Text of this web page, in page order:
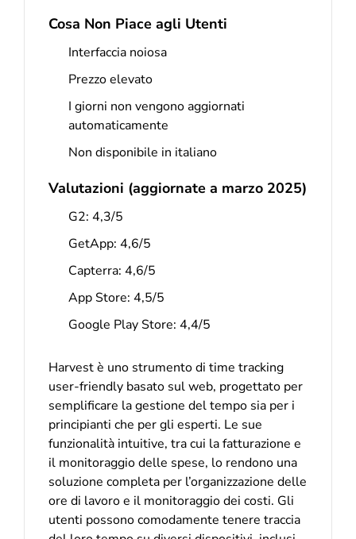
Cosa Non Piace agli Utenti
Interfaccia noiosa
Prezzo elevato
I giorni non vengono aggiornati
automaticamente
Non disponibile in italiano
Valutazioni (aggiornate a marzo 2025)
G2: 4,3/5
GetApp: 4,6/5
Capterra: 4,6/5
App Store: 4,5/5
Google Play Store: 4,4/5
Harvest è uno strumento di time tracking
user-friendly basato sul web, progettato per
semplificare la gestione del tempo sia per i
principianti che per gli esperti. Le sue
funzionalità intuitive, tra cui la fatturazione e
il monitoraggio delle spese, lo rendono una
soluzione completa per l’organizzazione delle
ore di lavoro e il monitoraggio dei costi. Gli
utenti possono comodamente tenere traccia